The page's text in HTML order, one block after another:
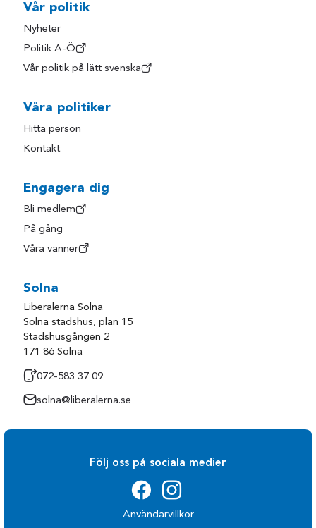
Vår politik
Nyheter
Politik A-Ö
Vår politik på lätt svenska
Våra politiker
Hitta person
Kontakt
Engagera dig
Bli medlem
På gång
Våra vänner
Solna
Liberalerna Solna
Solna stadshus, plan 15
Stadshusgången 2
171 86 Solna
072-583 37 09
solna@liberalerna.se
Följ oss på sociala medier
Användarvillkor